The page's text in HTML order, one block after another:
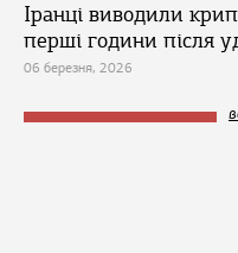
Іранці виводили
перші години після
06 березня, 2026